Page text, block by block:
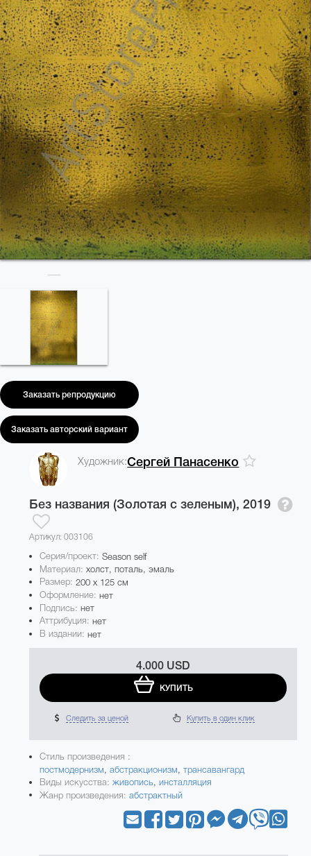
Заказать репродукцию
Заказать авторский вариант
Художник:Сергей Панасенко
Без названия (Золотая с зеленым), 2019
Артикул: 003106
Серия/проект:Season self
Материал: холст, поталь, эмаль
Размер: 200 x 125 см
Оформление:нет
Подпись:нет
Аттрибуция:нет
В издании:нет
4.000 USD
КУПИТЬ
Следить за ценой Купить в один клик
Стиль произведения :
постмодернизм,абстракционизм,трансавангард
Виды искусства:живопись,инсталляция
Жанр произведения: абстрактный